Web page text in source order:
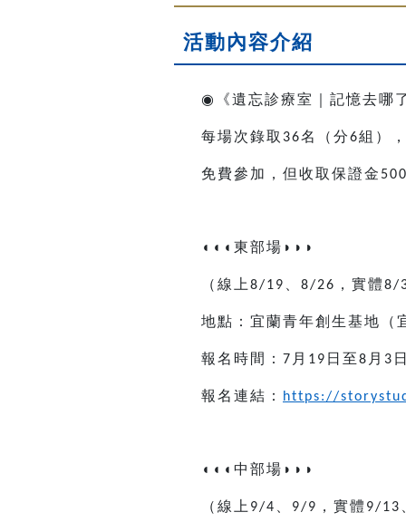
活動內容介紹
◉ 《遺忘診療室｜記憶去哪
每場次錄取 36名 （ 分6組 ）
免費參加，但收取保證金
◖◖◖ 東部場 ◗◗◗
（線上 8/19 8/26 ，實體8/
地點：宜蘭青年創生基地（
報名時間： 7 月 19 日至8 月 3
報名連結： https://
◖◖◖ 中部場 ◗◗◗
（線上 9/4 9/9 ，實體 9/13